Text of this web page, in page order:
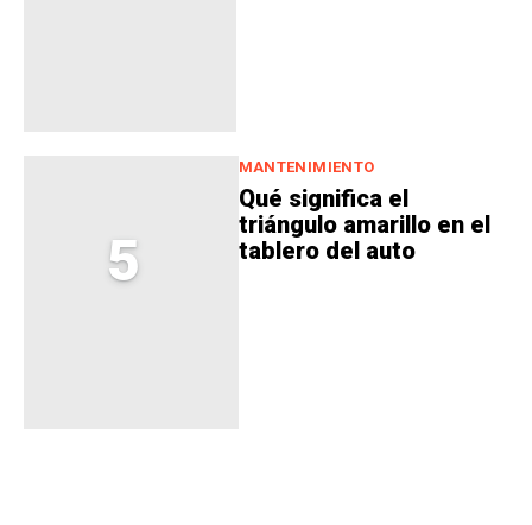
5
MANTENIMIENTO
Qué significa el
triángulo amarillo en el
tablero del auto